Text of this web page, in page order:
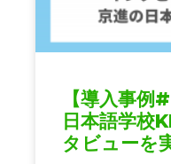
【導入事例
日本語学校
タビューを